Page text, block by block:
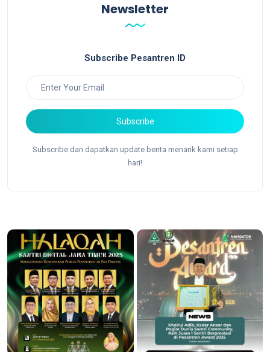
Newsletter
Subscribe Pesantren ID
Subscribe
Subscribe dan dapatkan update berita menarik kami setiap
hari!